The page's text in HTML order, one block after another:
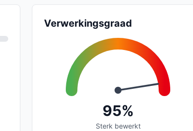
Verwerkingsgraad
95%
Sterk bewerkt